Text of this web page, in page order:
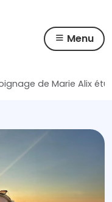
Menu
de Marie Alix